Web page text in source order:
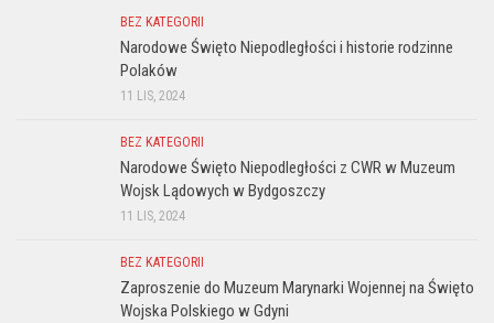
BEZ KATEGORII
Narodowe Święto Niepodległości i historie rodzinne
Polaków
11 LIS, 2024
BEZ KATEGORII
Narodowe Święto Niepodległości z CWR w Muzeum
Wojsk Lądowych w Bydgoszczy
11 LIS, 2024
BEZ KATEGORII
Zaproszenie do Muzeum Marynarki Wojennej na Święto
Wojska Polskiego w Gdyni